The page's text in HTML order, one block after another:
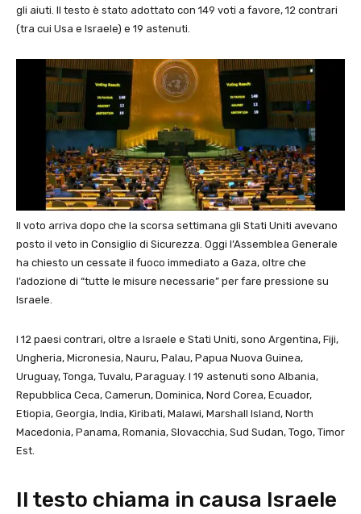
gli aiuti. Il testo è stato adottato con 149 voti a favore, 12 contrari
(tra cui Usa e Israele) e 19 astenuti.
Il voto arriva dopo che la scorsa settimana gli Stati Uniti avevano
posto il veto in Consiglio di Sicurezza. Oggi l’Assemblea Generale
ha chiesto un cessate il fuoco immediato a Gaza, oltre che
l’adozione di “tutte le misure necessarie” per fare pressione su
Israele.
I 12 paesi contrari, oltre a Israele e Stati Uniti, sono Argentina, Fiji,
Ungheria, Micronesia, Nauru, Palau, Papua Nuova Guinea,
Uruguay, Tonga, Tuvalu, Paraguay. I 19 astenuti sono Albania,
Repubblica Ceca, Camerun, Dominica, Nord Corea, Ecuador,
Etiopia, Georgia, India, Kiribati, Malawi, Marshall Island, North
Macedonia, Panama, Romania, Slovacchia, Sud Sudan, Togo, Timor
Est.
Il testo chiama in causa Israele